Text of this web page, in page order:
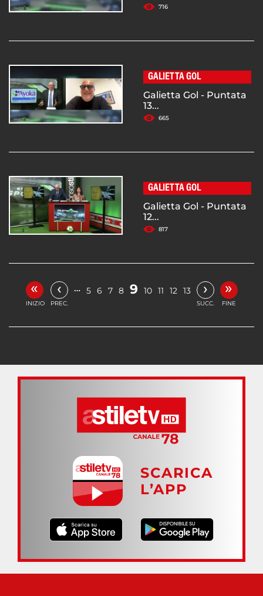
716
GALIETTA GOL
Galietta Gol - Puntata
13...
665
GALIETTA GOL
Galietta Gol - Puntata
12...
817
«
INIZIO
‹
PREC.
… 5 6 7 8 9 10 11 12 13 ›
SUCC.
»
FINE
SCARICA
L’APP